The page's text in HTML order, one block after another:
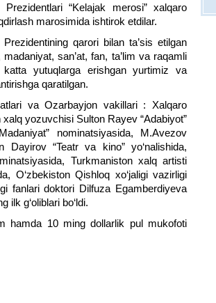
“Kelajak merosi” xalqaro
marosimida ishtirok etdilar.
qarori bilan ta’sis etilgan
san’at, fan, ta’lim va raqamli
katta yutuqlarga erishgan yurtimiz va
qaratilgan.
va Ozarbayjon vakillari : Xalqaro
yozuvchisi Sulton Rayev “Adabiyot”
nominatsiyasida, M.Avezov
“Teatr va kino” yo‘nalishida,
Turkmaniston xalq artisti
O‘zbekiston Qishloq xo‘jaligi vazirligi
fanlari doktori Dilfuza Egamberdiyeva
ilk g‘oliblari bo‘ldi.
hamda 10 ming dollarlik pul mukofoti